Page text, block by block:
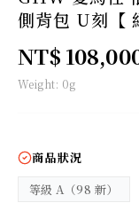
側背包 U刻【
NT$
Weight: 0g
商品狀況
等級 A（98 新）